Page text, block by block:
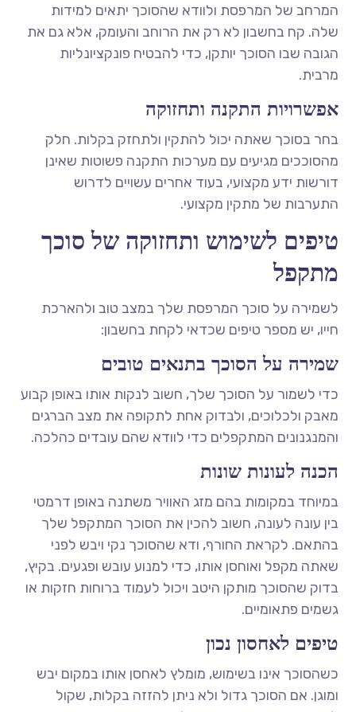
המרחב של המרפסת ולוודא שהסוכך יתאים למידות
שלה. קח בחשבון לא רק את הרוחב והעומק, אלא גם את
הגובה שבו הסוכך יותקן, כדי להבטיח פונקציונליות
מרבית.
אפשרויות התקנה ותחזוקה
בחר בסוכך שאתה יכול להתקין ולתחזק בקלות. חלק
מהסוככים מגיעים עם מערכות התקנה פשוטות שאינן
דורשות ידע מקצועי, בעוד אחרים עשויים לדרוש
התערבות של מתקין מקצועי.
טיפים לשימוש ותחזוקה של סוכך
מתקפל
לשמירה על סוכך המרפסת שלך במצב טוב ולהארכת
חייו, יש מספר טיפים שכדאי לקחת בחשבון:
שמירה על הסוכך בתנאים טובים
כדי לשמור על הסוכך שלך, חשוב לנקות אותו באופן קבוע
מאבק ולכלוכים, ולבדוק אחת לתקופה את מצב הברגים
והמנגנונים המתקפלים כדי לוודא שהם עובדים כהלכה.
הכנה לעונות שונות
במיוחד במקומות בהם מזג האוויר משתנה באופן דרמטי
בין עונה לעונה, חשוב להכין את הסוכך המתקפל שלך
בהתאם. לקראת החורף, ודא שהסוכך נקי ויבש לפני
שאתה מקפל ואוחסן אותו, כדי למנוע עובש ופגעים. בקיץ,
בדוק שהסוכך מותקן היטב ויכול לעמוד ברוחות חזקות או
גשמים פתאומיים.
טיפים לאחסון נכון
כשהסוכך אינו בשימוש, מומלץ לאחסן אותו במקום יבש
ומוגן. אם הסוכך גדול ולא ניתן להזזה בקלות, שקול